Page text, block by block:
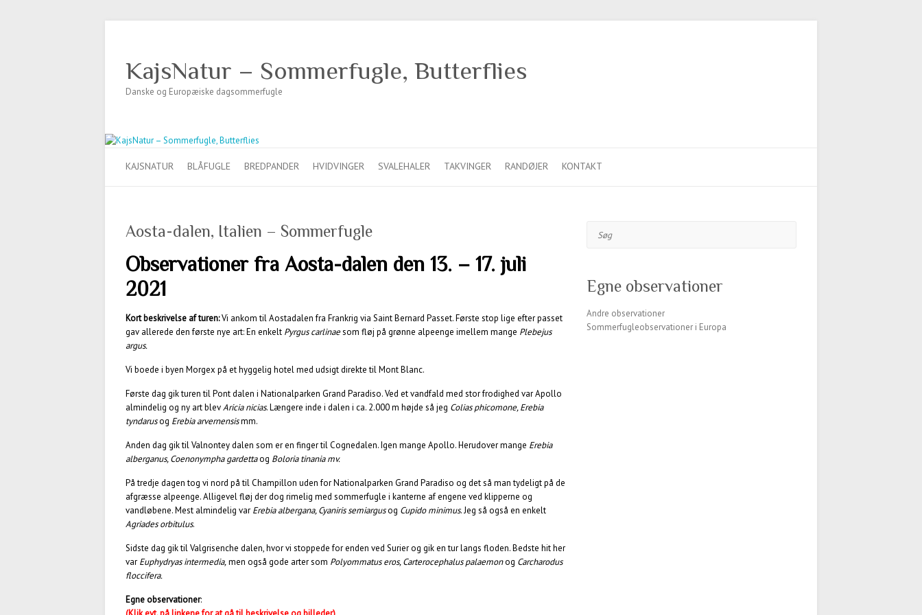
KajsNatur – Sommerfugle, Butterflies
Danske og Europæiske dagsommerfugle
KAJSNATUR BLÅFUGLE BREDPANDER HVIDVINGER SVALEHALER TAKVINGER RANDØJER KONTAKT
Aosta-dalen, Italien – Sommerfugle
Observationer fra Aosta-dalen den 13. – 17. juli
2021
Kort beskrivelse af turen:Vi ankom til Aostadalen fra Frankrig via Saint Bernard Passet. Første stop lige efter passet
gav allerede den første nye art: En enkelt Pyrgus carlinaesom fløj på grønne alpeenge imellem mange Plebejus
argus.
Vi boede i byen Morgex på et hyggelig hotel med udsigt direkte til Mont Blanc.
Første dag gik turen til Pont dalen i Nationalparken Grand Paradiso. Ved et vandfald med stor frodighed var Apollo
almindelig og ny art blevAricia nicias. Længere inde i dalen i ca. 2.000 m højde så jeg Colias phicomone, Erebia
tyndarusog Erebia arvernensismm.
Anden dag gik til Valnontey dalen som er en finger til Cognedalen. Igen mange Apollo. Herudover mange Erebia
alberganus, Coenonympha gardettaog Boloria tinania mv.
På tredje dagen tog vi nord på til Champillon uden for Nationalparken Grand Paradiso og det så man tydeligt på de
afgræsse alpeenge. Alligevel fløj der dog rimelig med sommerfugle i kanterne af engene ved klipperne og
vandløbene. Mest almindelig var Erebia albergana, Cyaniris semiargusog Cupido minimus. Jeg så også en enkelt
Agriades orbitulus.
Sidste dag gik til Valgrisenche dalen, hvor vi stoppede for enden ved Surier og gik en tur langs floden. Bedste hit her
var Euphydryas intermedia,men også gode arter som Polyommatus eros, Carterocephalus palaemonog Carcharodus
floccifera.
Egne observationer:
Egne observationer
Andre observationer
Sommerfugleobservationer i Europa